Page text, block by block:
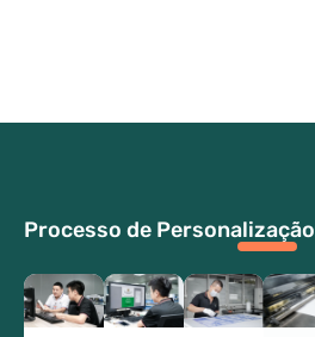
Processo de Personalização